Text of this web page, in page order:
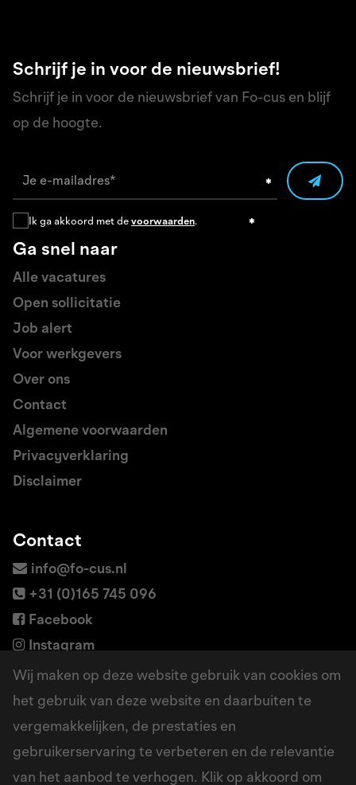
Schrijf je in voor de nieuwsbrief!
Schrijf je in voor de nieuwsbrief van Fo-cus en blijf
op de hoogte.
Ik ga akkoord met de voorwaarden.
Ga snel naar
Alle vacatures
Open sollicitatie
Job alert
Voor werkgevers
Over ons
Contact
Algemene voorwaarden
Privacyverklaring
Disclaimer
Contact
info@fo-cus.nl
+31 (0)165 745 096
Facebook
Instagram
LinkedIn
Adres
Borchwerf 6a
Wij maken op deze website gebruik van cookies om
het gebruik van deze website en daarbuiten te
vergemakkelijken, de prestaties en
gebruikerservaring te verbeteren en de relevantie
van het aanbod te verhogen. Klik op akkoord om